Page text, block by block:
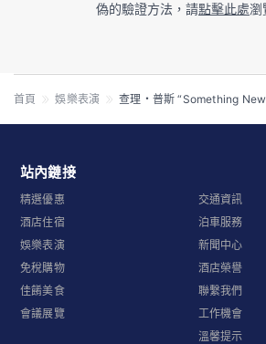
偽的驗證方法，請點擊此處瀏
首頁 娛樂表演 查理・普斯 “Something
站內鏈接
精選優惠
酒店住宿
娛樂表演
免稅購物
佳餚美食
會議展覽
交通資訊
泊車服務
新聞中心
酒店榮譽
聯繫我們
工作機會
溫馨提示